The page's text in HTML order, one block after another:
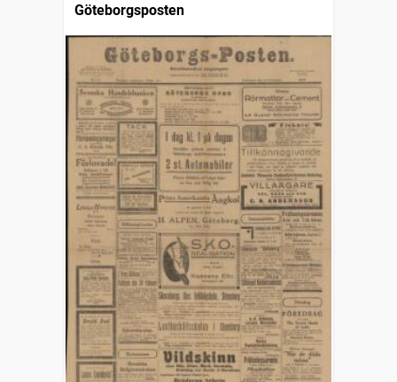
Göteborgsposten